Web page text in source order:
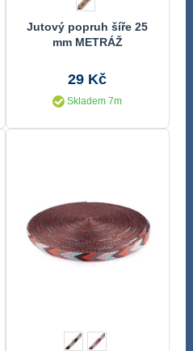
Jutový popruh šíře 25
mm METRÁŽ
29 Kč
Skladem 7m